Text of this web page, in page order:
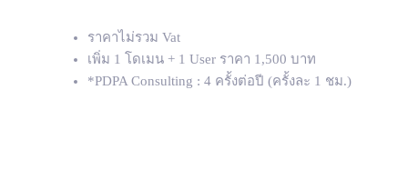
ราคาไม่รวม Vat
เพิ่ม 1 โดเมน + 1 User ราคา 1,500 บาท
*PDPA Consulting : 4 ครั้งต่อปี (ครั้งละ 1 ชม.)